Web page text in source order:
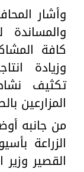
وأشار
والمساندة
كافة
وزيادة
تكثيف
المزارعين
من جانبه
الزراعة
القصير